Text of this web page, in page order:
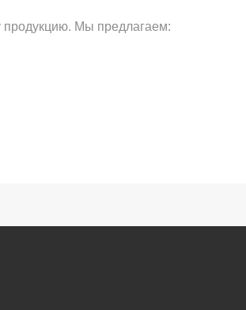
продукцию. Мы предлагаем: